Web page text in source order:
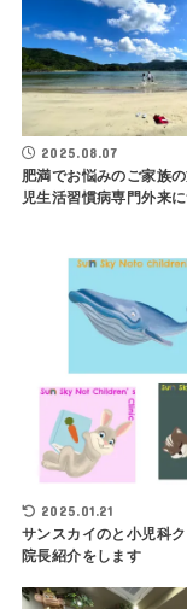
2025.08.07
肥満でお悩みのご家族
児生活習慣病専門外来に
2025.01.21
サンスカイのと小児科
院長紹介をします